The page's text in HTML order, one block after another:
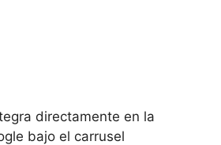
directamente en la
bajo el carrusel